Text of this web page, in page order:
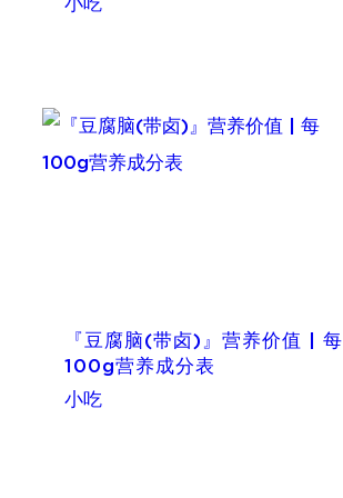
小吃
『豆腐脑(带卤)』营养价值 | 每
100g营养成分表
小吃